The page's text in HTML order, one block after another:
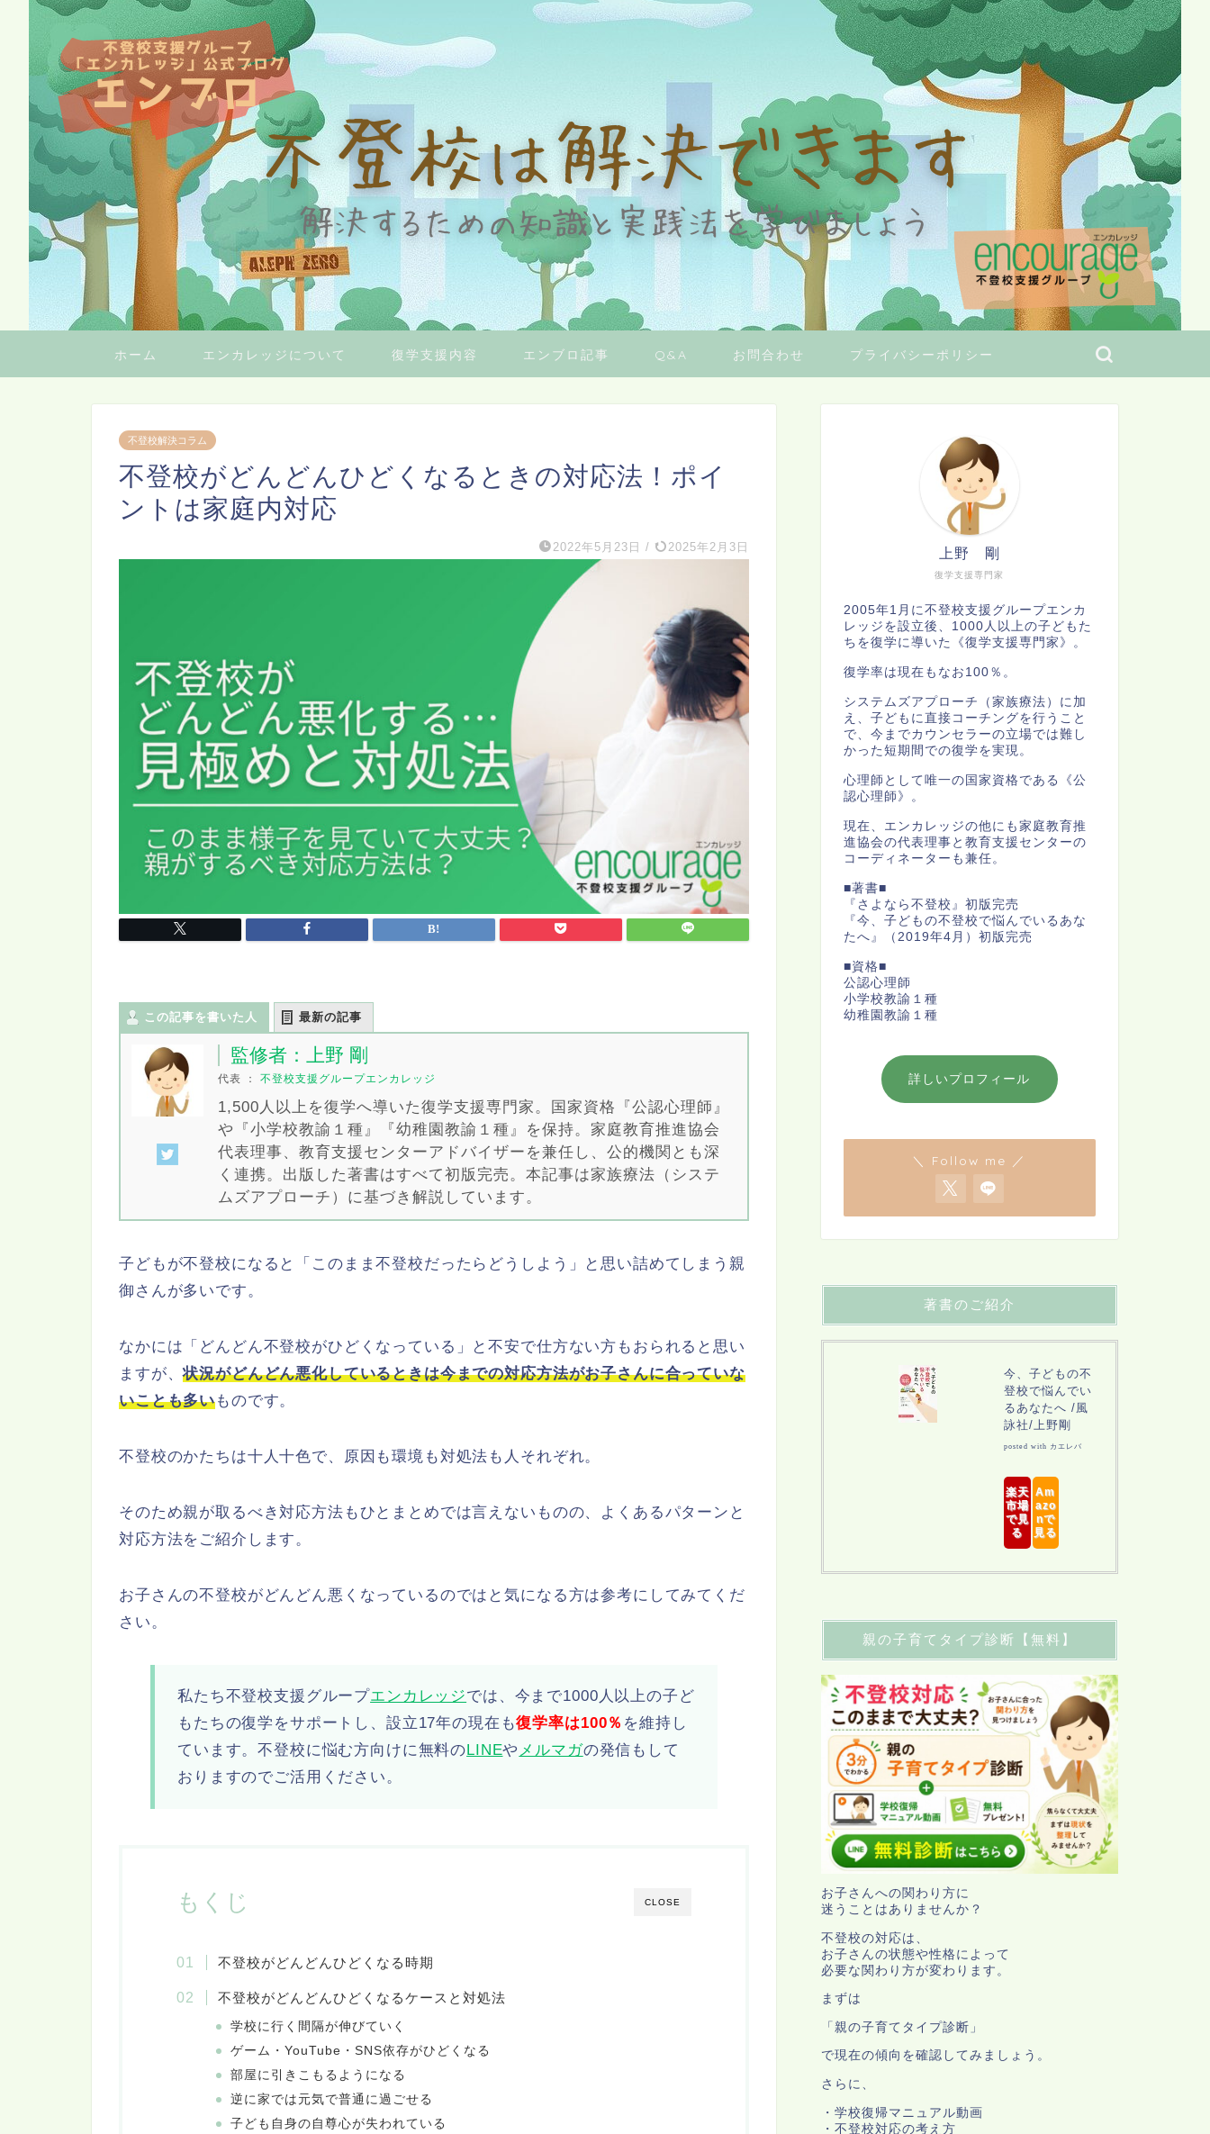
ホーム エンカレッジについて 復学支援内容 エンブロ記事 Q&A お問合わせ プライバシーポリシー
不登校解決コラム
不登校がどんどんひどくなるときの対応法！ポイ
ントは家庭内対応
2022年5月23日 / 2025年2月3日
この記事を書いた人 最新の記事
監修者：上野 剛
代表 ： 不登校支援グループエンカレッジ
1,500人以上を復学へ導いた復学支援専門家。国家資格『公認心理師』
や『小学校教諭１種』『幼稚園教諭１種』を保持。家庭教育推進協会
代表理事、教育支援センターアドバイザーを兼任し、公的機関とも深
く連携。出版した著書はすべて初版完売。本記事は家族療法（システ
ムズアプローチ）に基づき解説しています。
子どもが不登校になると「このまま不登校だったらどうしよう」と思い詰めてしまう親
御さんが多いです。
なかには「どんどん不登校がひどくなっている」と不安で仕方ない方もおられると思い
ますが、状況がどんどん悪化しているときは今までの対応方法がお子さんに合っていな
いことも多いものです。
不登校のかたちは十人十色で、原因も環境も対処法も人それぞれ。
そのため親が取るべき対応方法もひとまとめでは言えないものの、よくあるパターンと
対応方法をご紹介します。
お子さんの不登校がどんどん悪くなっているのではと気になる方は参考にしてみてくだ
さい。
私たち不登校支援グループエンカレッジでは、今まで1000人以上の子ど
もたちの復学をサポートし、設立17年の現在も復学率は100％ を維持し
ています。不登校に悩む方向けに無料の LINEや メルマガの発信もして
おりますのでご活用ください。
CLOSE
もくじ
不登校がどんどんひどくなる時期
不登校がどんどんひどくなるケースと対処法
学校に行く間隔が伸びていく
ゲーム・YouTube・SNS依存がひどくなる
部屋に引きこもるようになる
逆に家では元気で普通に過ごせる
子ども自身の自尊心が失われている
復学支援専門家
上野 剛
2005年1月に不登校支援グループエンカ
レッジを設立後、1000人以上の子どもた
ちを復学に導いた《復学支援専門家》。
復学率は現在もなお100％。
システムズアプローチ（家族療法）に加
え、子どもに直接コーチングを行うこと
で、今までカウンセラーの立場では難し
かった短期間での復学を実現。
心理師として唯一の国家資格である《公
認心理師》。
現在、エンカレッジの他にも家庭教育推
進協会の代表理事と教育支援センターの
コーディネーターも兼任。
■著書■
『さよなら不登校』初版完売
『今、子どもの不登校で悩んでいるあな
たへ』（2019年4月）初版完売
■資格■
公認心理師
小学校教諭１種
幼稚園教諭１種
詳しいプロフィール
＼ Follow me ／
著書のご紹介
今、子どもの不
登校で悩んでい
るあなたへ /風
詠社/上野剛
posted with カエレバ
楽天
市場
で見
る
Am
azo
nで
見る
親の子育てタイプ診断【無料】
お子さんへの関わり方に
迷うことはありませんか？
不登校の対応は、
お子さんの状態や性格によって
必要な関わり方が変わります。
まずは
「親の子育てタイプ診断」
で現在の傾向を確認してみましょう。
さらに、
・学校復帰マニュアル動画
・不登校対応の考え方